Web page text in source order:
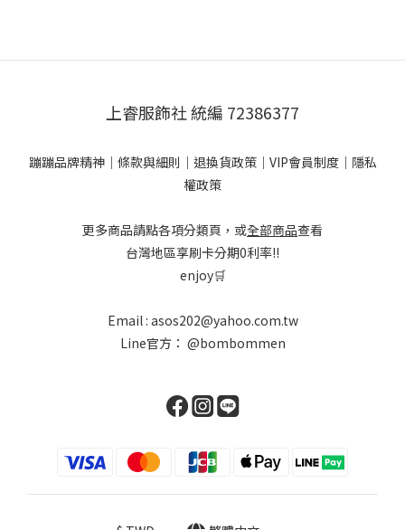
上睿服飾社 統編 72386377
蹦蹦品牌精神｜ 條款與細則 ｜ 退換貨政策｜ VIP會員制度｜ 隱私
權政策
更多商品請點各項分類頁，或全部商品查看
台灣地區享刷卡分期0利率!!
enjoy🛒
Email : asos202@yahoo.com.tw
Line官方： @bombommen